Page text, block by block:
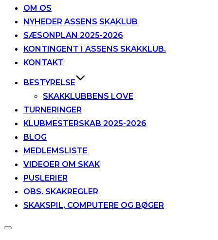
OM OS
NYHEDER ASSENS SKAKLUB
SÆSONPLAN 2025-2026
KONTINGENT I ASSENS SKAKKLUB.
KONTAKT
BESTYRELSE
SKAKKLUBBENS LOVE
TURNERINGER
KLUBMESTERSKAB 2025-2026
BLOG
MEDLEMSLISTE
VIDEOER OM SKAK
PUSLERIER
OBS. SKAKREGLER
SKAKSPIL, COMPUTERE OG BØGER
Slå